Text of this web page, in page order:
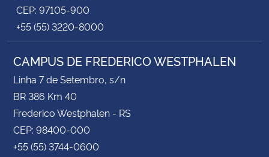
CEP: 97105-900
+55 (55) 3220-8000
CAMPUS DE FREDERICO WESTPHALEN
Linha 7 de Setembro, s/n
BR 386 Km 40
Frederico Westphalen - RS
CEP: 98400-000
+55 (55) 3744-0600